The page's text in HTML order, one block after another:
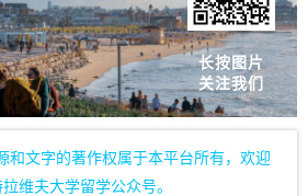
长按图片
关注我们
和文字的著作权属于本平台所有，欢迎
维夫大学留学公众号。